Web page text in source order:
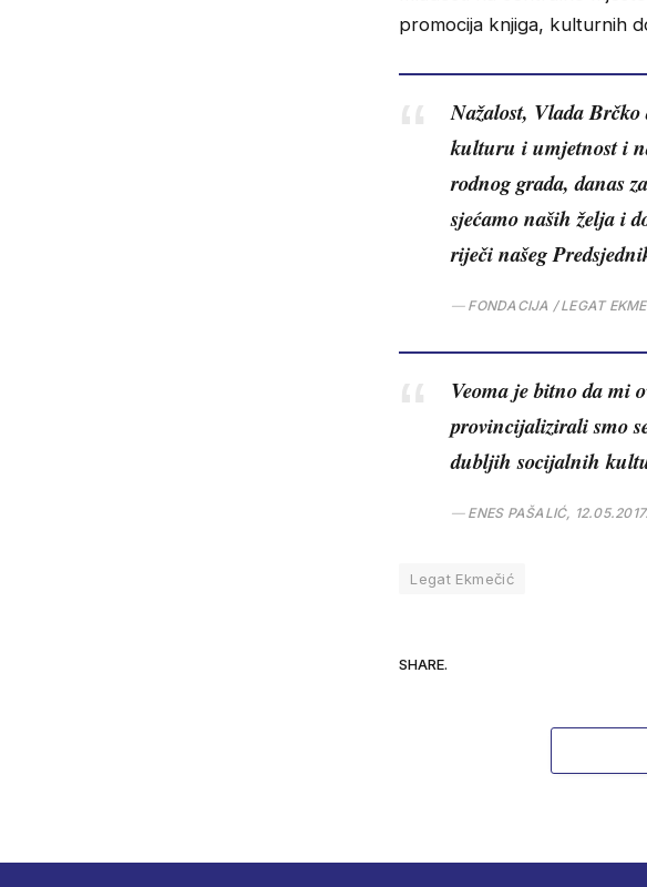
promocija knjiga, kulturnih
Nažalost, Vlada
kulturu i umjetnost i
rodnog grada, danas
sjećamo naših želja i
riječi našeg
FONDACIJA / LEGAT
Veoma je bitno da mi
provincijalizirali smo
dubljih socijalnih
ENES PAŠALIĆ, 12.05.2017.
Legat Ekmečić
SHARE.